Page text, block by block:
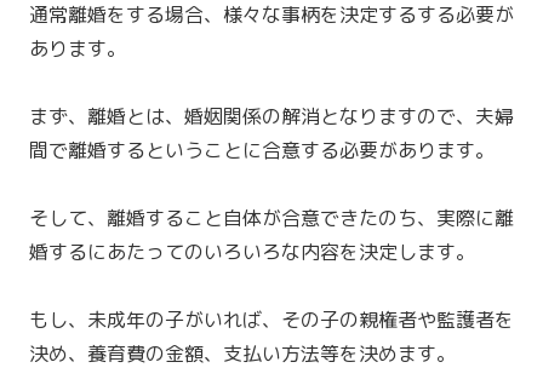
通常離婚をする場合、様々な事柄を決定するする必要が
あります。
まず、離婚とは、婚姻関係の解消となりますので、夫婦
間で離婚するということに合意する必要があります。
そして、離婚すること自体が合意できたのち、実際に離
婚するにあたってのいろいろな内容を決定します。
もし、未成年の子がいれば、その子の親権者や監護者を
決め、養育費の金額、支払い方法等を決めます。